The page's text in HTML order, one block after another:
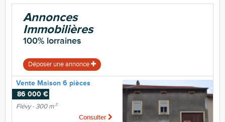
Annonces
Immobilières
100% lorraines
Déposer une annonce
Vente Maison 6 pièces
86 000 €
Flévy - 300 m²
Consulter